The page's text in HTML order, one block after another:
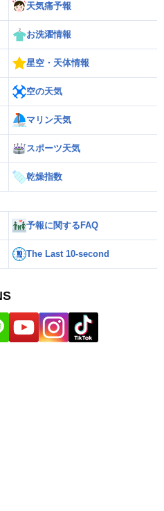
天気痛予報
お洗濯情報
星空・天体情報
空の天気
マリン天気
スポーツ天気
乾燥指数
予報に関するFAQ
The Last 10-second